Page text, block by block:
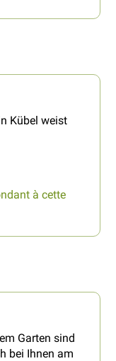
Kübel weist
à cette
Garten sind
bei Ihnen am